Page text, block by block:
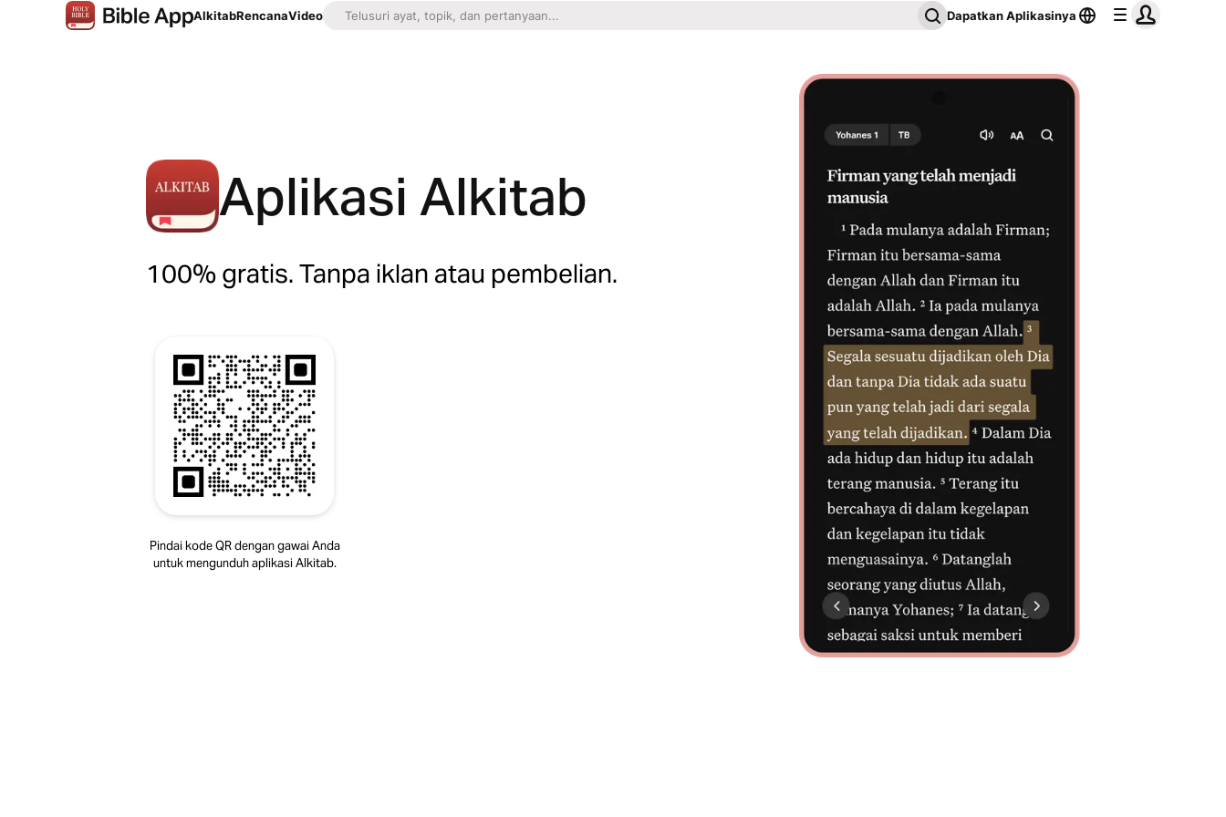
AlkitabRencanaVideo Dapatkan Aplikasinya
Aplikasi Alkitab
100% gratis. Tanpa iklan atau pembelian.
Pindai kode QR dengan gawai Anda
untuk mengunduh aplikasi Alkitab.